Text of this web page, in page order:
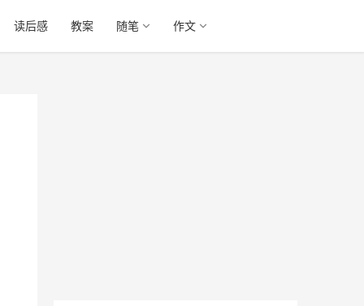
读后感 教案 随笔 作文